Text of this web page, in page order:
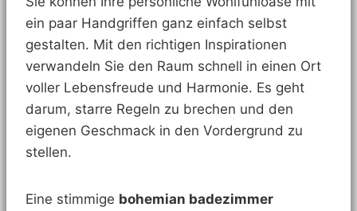
ein paar Handgriffen ganz einfach selbst
gestalten. Mit den richtigen Inspirationen
verwandeln Sie den Raum schnell in einen Ort
voller Lebensfreude und Harmonie. Es geht
darum, starre Regeln zu brechen und den
eigenen Geschmack in den Vordergrund zu
stellen.
Eine stimmige bohemian badezimmer